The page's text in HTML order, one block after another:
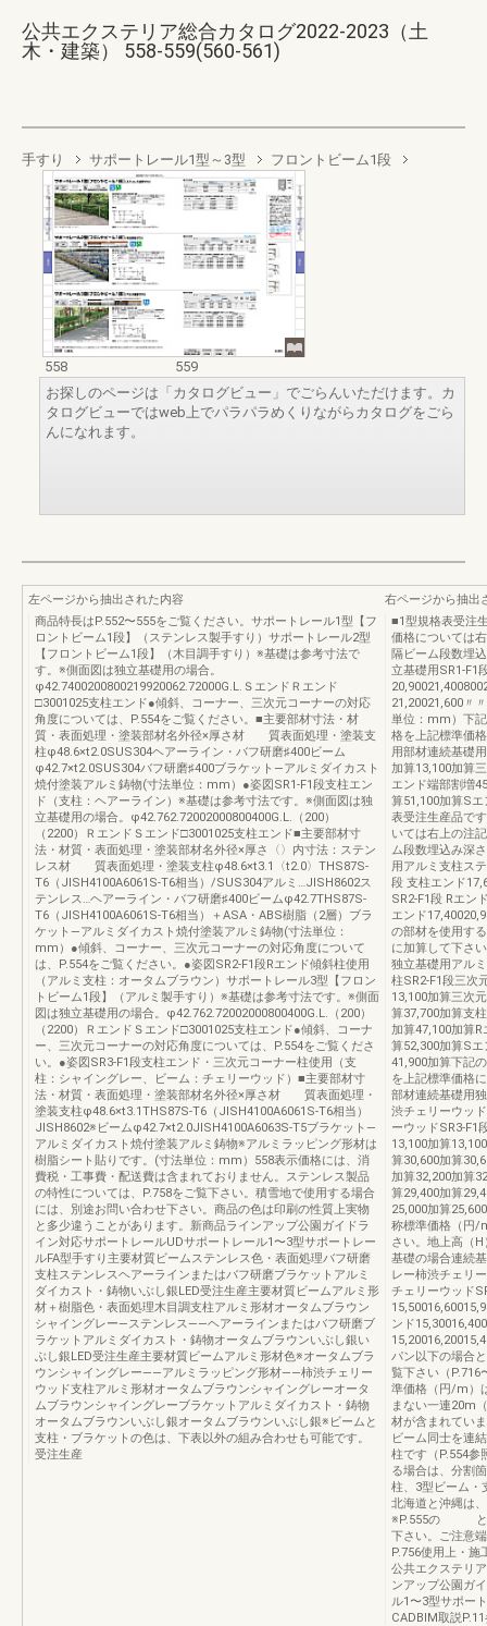
公共エクステリア総合カタログ2022-2023（土
木・建築） 558-559(560-561)
手すり サポートレール1型～3型 フロントビーム1段
558
559
お探しのページは「カタログビュー」でごらんいただけます。カ
タログビューではweb上でパラパラめくりながらカタログをごら
んになれます。
左ページから抽出された内容
商品特長はP.552〜555をご覧ください。サポートレール1型【フ
ロントビーム1段】（ステンレス製手すり）サポートレール2型
【フロントビーム1段】（木目調手すり）※基礎は参考寸法で
す。※側面図は独立基礎用の場合。
φ42.7400200800219920062.72000G.L.ＳエンドＲエンド
□3001025支柱エンド●傾斜、コーナー、三次元コーナーの対応
角度については、P.554をご覧ください。■主要部材寸法・材
質・表面処理・塗装部材名外径×厚さ材 質表面処理・塗装支
柱φ48.6×t2.0SUS304ヘアーライン・バフ研磨♯400ビーム
φ42.7×t2.0SUS304バフ研磨♯400ブラケット—アルミダイカスト
焼付塗装アルミ鋳物(寸法単位：mm）●姿図SR1-F1段支柱エン
ド（支柱：ヘアーライン）※基礎は参考寸法です。※側面図は独
立基礎用の場合。φ42.762.72002000800400G.L.（200）
（2200）ＲエンドＳエンド□3001025支柱エンド■主要部材寸
法・材質・表面処理・塗装部材名外径×厚さ〈〉内寸法：ステン
レス材 質表面処理・塗装支柱φ48.6×t3.1〈t2.0〉THS87S-
T6（JISH4100A6061S-T6相当）/SUS304アルミ…JISH8602ス
テンレス…ヘアーライン・バフ研磨♯400ビームφ42.7THS87S-
T6（JISH4100A6061S-T6相当）＋ASA・ABS樹脂（2層）ブラ
ケット—アルミダイカスト焼付塗装アルミ鋳物(寸法単位：
mm）●傾斜、コーナー、三次元コーナーの対応角度について
は、P.554をご覧ください。●姿図SR2-F1段Rエンド傾斜柱使用
（アルミ支柱：オータムブラウン）サポートレール3型【フロン
トビーム1段】（アルミ製手すり）※基礎は参考寸法です。※側面
図は独立基礎用の場合。φ42.762.72002000800400G.L.（200）
（2200）ＲエンドＳエンド□3001025支柱エンド●傾斜、コーナ
ー、三次元コーナーの対応角度については、P.554をご覧くださ
い。●姿図SR3-F1段支柱エンド・三次元コーナー柱使用（支
柱：シャイングレー、ビーム：チェリーウッド）■主要部材寸
法・材質・表面処理・塗装部材名外径×厚さ材 質表面処理・
塗装支柱φ48.6×t3.1THS87S-T6（JISH4100A6061S-T6相当）
JISH8602※ビームφ42.7×t2.0JISH4100A6063S-T5ブラケット—
アルミダイカスト焼付塗装アルミ鋳物※アルミラッピング形材は
樹脂シート貼りです。(寸法単位：mm）558表示価格には、消
費税・工事費・配送費は含まれておりません。ステンレス製品
の特性については、P.758をご覧下さい。積雪地で使用する場合
には、別途お問い合わせ下さい。商品の色は印刷の性質上実物
と多少違うことがあります。新商品ラインアップ公園ガイドラ
イン対応サポートレールUDサポートレール1〜3型サポートレー
ルFA型手すり主要材質ビームステンレス色・表面処理バフ研磨
支柱ステンレスヘアーラインまたはバフ研磨ブラケットアルミ
ダイカスト・鋳物いぶし銀LED受注生産主要材質ビームアルミ形
材＋樹脂色・表面処理木目調支柱アルミ形材オータムブラウン
シャイングレー―ステンレス――ヘアーラインまたはバフ研磨ブ
ラケットアルミダイカスト・鋳物オータムブラウンいぶし銀い
ぶし銀LED受注生産主要材質ビームアルミ形材色※オータムブラ
ウンシャイングレー――アルミラッピング形材――柿渋チェリー
ウッド支柱アルミ形材オータムブラウンシャイングレーオータ
ムブラウンシャイングレーブラケットアルミダイカスト・鋳物
オータムブラウンいぶし銀オータムブラウンいぶし銀※ビームと
支柱・ブラケットの色は、下表以外の組み合わせも可能です。
受注生産
右ページから抽出
■1型規格表受注
価格については
隔ビーム段数埋
立基礎用SR1-F1
21,20021,600〃
単位：mm）下
格を上記標準価
用部材連続基礎
加算13,100加算
エンド端部割増
算51,100加算S
表受注生産品で
いては右上の注
ム段数埋込み深
用アルミ支柱ス
段 支柱エンド
SR2-F1段 Rエン
エンド
の部材を使用す
に加算して下さ
独立基礎用アル
柱SR2-F1段三次
13,100加算三次
算37,700加算支
加算47,100加算
算52,300加算S
41,900加算下記
を上記標準価格
部材連続基礎用
渋チェリーウッ
ーウッドSR3-F1
13,100加算
算30,600加算
加算32,200加算
算29,400加算
25,000加算
称標準価格（円/
さい。地上高（
基礎の場合連続
レー柿渋チェリ
チェリーウッド
ンド
パン以下の場合
覧下さい（P.716
準価格（円/m）
まない一連20m
材が含まれてい
ビーム同士を連
柱です（P.554参
る場合は、分割
柱、3型ビーム・
北海道と沖縄は
※P.555の と
下さい。ご注意
P.756使用上・施
公共エクステリ
ンアップ公園ガ
ル1〜3型サポー
CADBIM取説